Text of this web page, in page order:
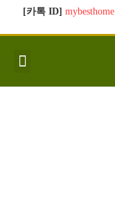
[카톡 ID] mybesthome